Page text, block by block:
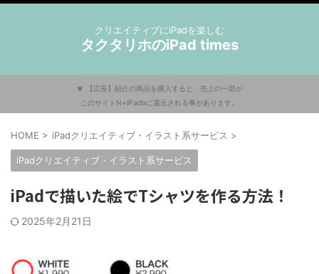
クリエイティブにiPadを楽しむ
タクタリホのiPad times
★ 【広告】紹介の商品を購入すると、売上の一部が
このサイトN+iPadaに還元される事があります。
HOME > iPadクリエイティブ・イラスト系サービス >
iPadクリエイティブ・イラスト系サービス
iPadで描いた絵でTシャツを作る方法！
2025年2月21日